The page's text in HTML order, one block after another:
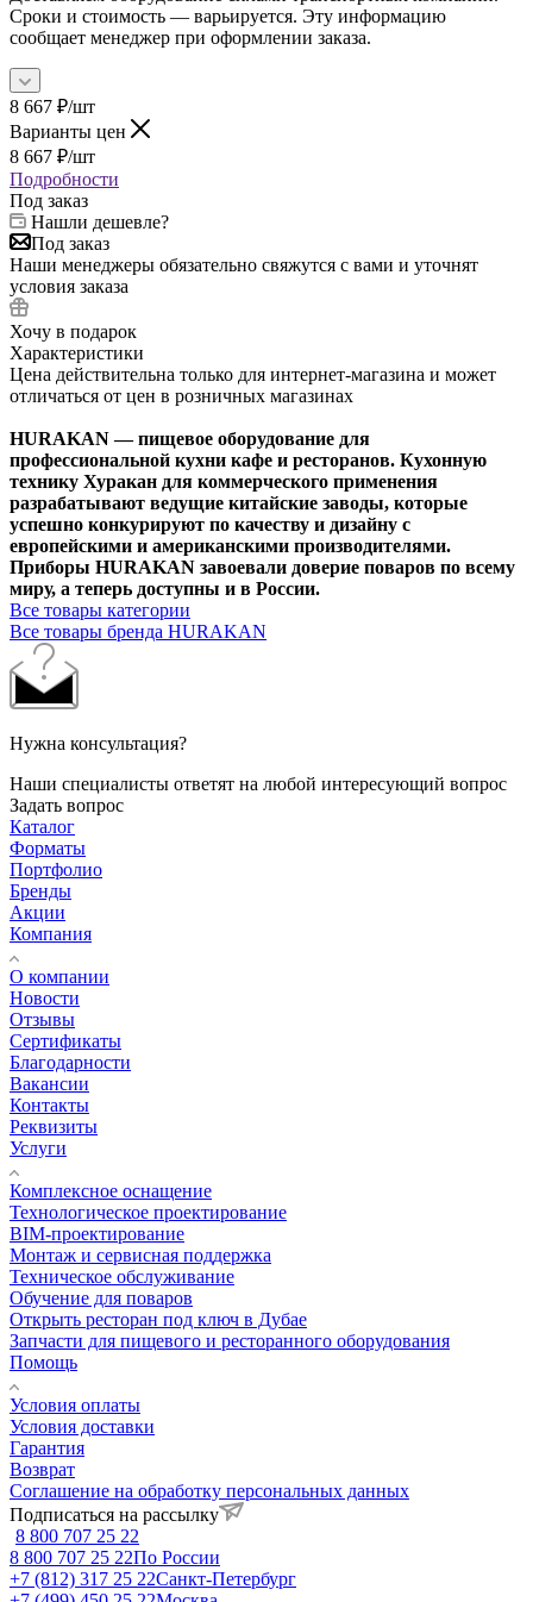
Сроки и стоимость — варьируется. Эту информацию
сообщает менеджер при оформлении заказа.
8 667 ₽/шт
Варианты цен
8 667 ₽/шт
Подробности
Под заказ
Нашли дешевле?
Под заказ
Наши менеджеры обязательно свяжутся с вами и уточнят
условия заказа
Хочу в подарок
Характеристики
Цена действительна только для интернет-магазина и может
отличаться от цен в розничных магазинах
HURAKAN — пищевое оборудование для
профессиональной кухни кафе и ресторанов. Кухонную
технику Хуракан для коммерческого применения
разрабатывают ведущие китайские заводы, которые
успешно конкурируют по качеству и дизайну с
европейскими и американскими производителями.
Приборы HURAKAN завоевали доверие поваров по всему
миру, а теперь доступны и в России.
Все товары категории
Все товары бренда HURAKAN
Нужна консультация?
Наши специалисты ответят на любой интересующий вопрос
Задать вопрос
Каталог
Форматы
Портфолио
Бренды
Акции
Компания
О компании
Новости
Отзывы
Сертификаты
Благодарности
Вакансии
Контакты
Реквизиты
Услуги
Комплексное оснащение
Технологическое проектирование
BIM-проектирование
Монтаж и сервисная поддержка
Техническое обслуживание
Обучение для поваров
Открыть ресторан под ключ в Дубае
Запчасти для пищевого и ресторанного оборудования
Помощь
Условия оплаты
Условия доставки
Гарантия
Возврат
Соглашение на обработку персональных данных
Подписаться на рассылку
8 800 707 25 22
8 800 707 25 22По России
+7 (812) 317 25 22Санкт-Петербург